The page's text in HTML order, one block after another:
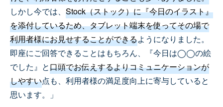
しかし今では、 Stock（ストック）に『今日のイラスト』
を添付しているため、タブレット端末を使ってその場で
利用者様にお見せすることができるようになりました。
即座にご回答できることはもちろん、『今日は◯◯の絵
でした』と口頭でお伝えするよりコミュニケーションが
しやすい点も、利用者様の満足度向上に寄与していると
思います。」